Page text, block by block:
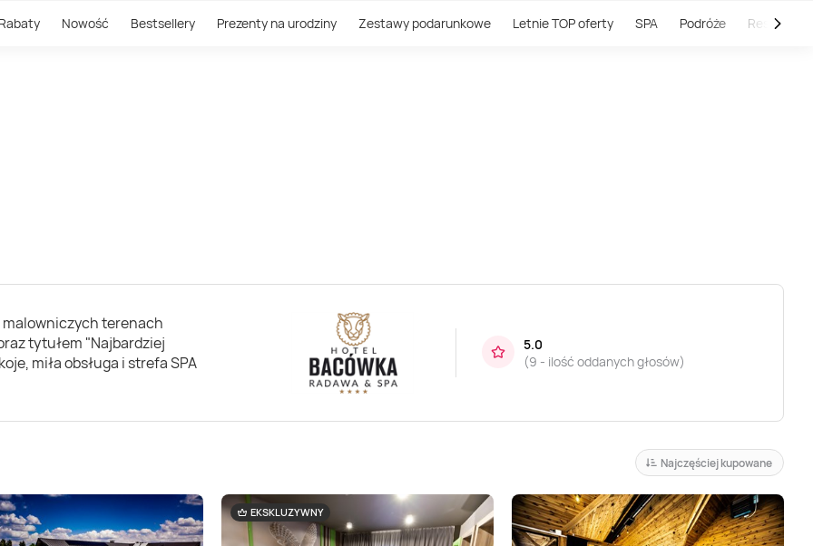
Rabaty Nowość Bestsellery Prezenty na urodziny Zestawy podarunkowe Letnie TOP oferty SPA Podróże
malowniczych terenach
tytułem "Najbardziej
miła obsługa i strefa SPA
5.0
(9 - ilość oddanych głosów)
Najczęściej kupowane
EKSKLUZYWNY